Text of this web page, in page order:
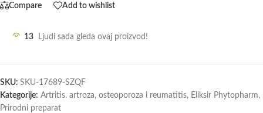
Compare Add to wishlist
13 Ljudi sada gleda ovaj proizvod!
SKU: SKU-17689-SZQF
Kategorije: Artritis. artroza, osteoporoza i reumatitis, Eliksir Phytopharm,
Prirodni preparat